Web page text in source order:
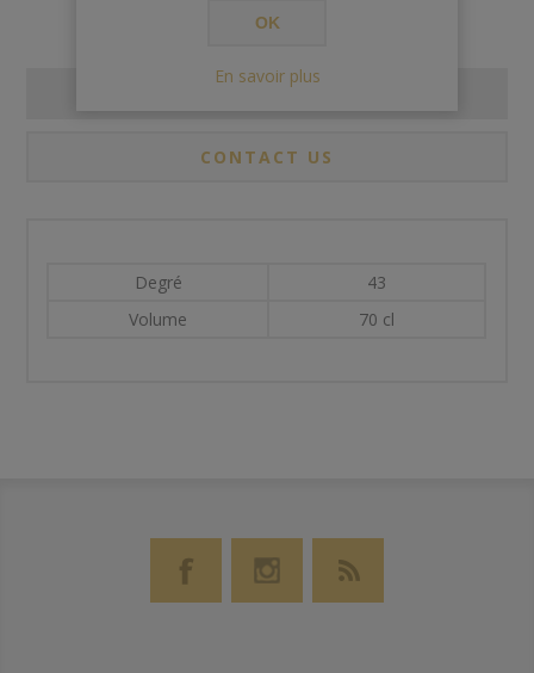
SPECIFICATIONS
CONTACT US
Degré
43
Volume
70 cl
OK
En savoir plus